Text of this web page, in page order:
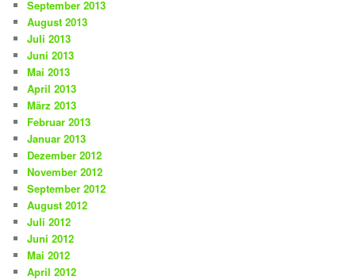
September 2013
August 2013
Juli 2013
Juni 2013
Mai 2013
April 2013
März 2013
Februar 2013
Januar 2013
Dezember 2012
November 2012
September 2012
August 2012
Juli 2012
Juni 2012
Mai 2012
April 2012